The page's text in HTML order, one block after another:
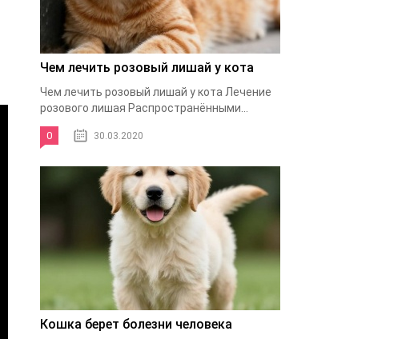
Чем лечить розовый лишай у кота
Чем лечить розовый лишай у кота Лечение
розового лишая Распространёнными...
0 30.03.2020
Кошка берет болезни человека